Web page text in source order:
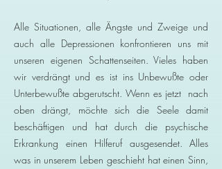
Alle Situationen, alle Ängste und Zweige und
auch alle Depressionen konfrontieren uns mit
unseren eigenen Schattenseiten. Vieles haben
wir verdrängt und es ist ins Unbewußte oder
Unterbewußte abgerutscht. Wenn es jetzt nach
oben drängt, möchte sich die Seele damit
beschäftigen und hat durch die psychische
Erkrankung einen Hilferuf ausgesendet. Alles
was in unserem Leben geschieht hat einen Sinn,